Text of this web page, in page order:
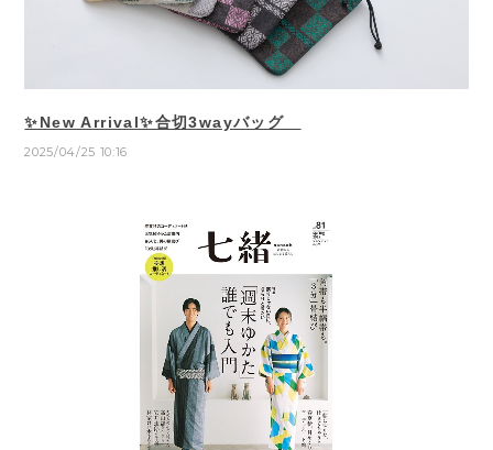
✨New Arrival✨合切3wayバッグ
2025/04/25 10:16